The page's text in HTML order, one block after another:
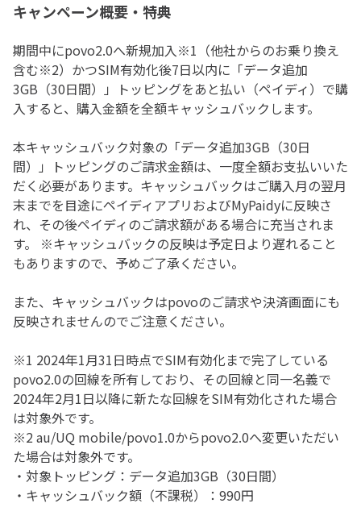
キャンペーン概要・特典
期間中にpovo2.0へ新規加入※1（他社からのお乗り換え
含む※2）かつSIM有効化後7日以内に「データ追加
3GB（30日間）」トッピングをあと払い（ペイディ）で購
入すると、購入金額を全額キャッシュバックします。
本キャッシュバック対象の「データ追加3GB（30日
間）」トッピングのご請求金額は、一度全額お支払いいた
だく必要があります。キャッシュバックはご購入月の翌月
末までを目途にペイディアプリおよびMyPaidyに反映さ
れ、その後ペイディのご請求額がある場合に充当されま
す。 ※キャッシュバックの反映は予定日より遅れること
もありますので、予めご了承ください。
また、キャッシュバックはpovoのご請求や決済画面にも
反映されませんのでご注意ください。
※1 2024年1月31日時点でSIM有効化まで完了している
povo2.0の回線を所有しており、その回線と同一名義で
2024年2月1日以降に新たな回線をSIM有効化された場合
は対象外です。
※2 au/UQ mobile/povo1.0からpovo2.0へ変更いただい
た場合は対象外です。
・対象トッピング：データ追加3GB（30日間）
・キャッシュバック額（不課税）：990円